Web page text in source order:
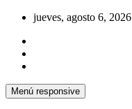
Saltar
contenido
jueves, agosto 6, 2026
Menú responsive